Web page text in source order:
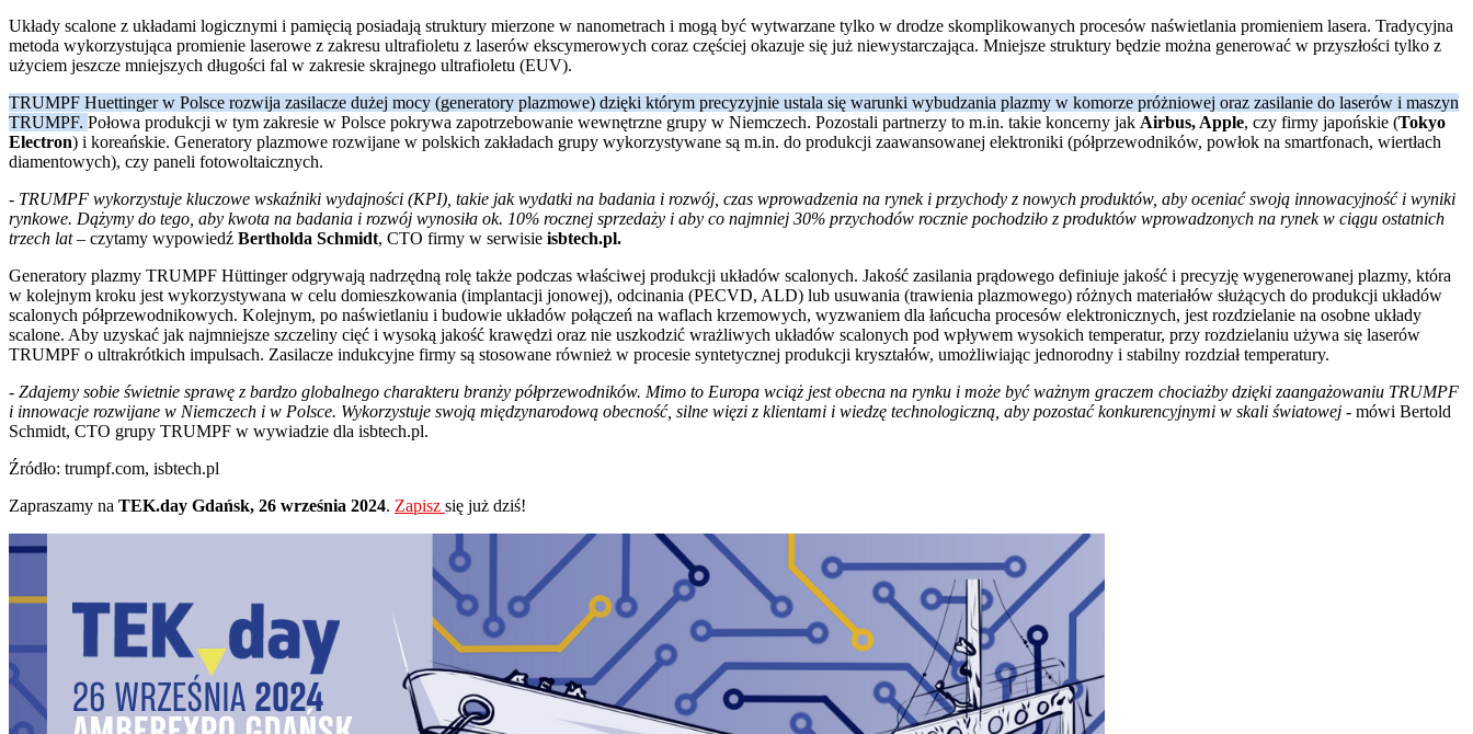
Układy scalone z układami logicznymi i pamięcią posiadają struktury mierzone w nanometrach i mogą być wytwarzane tylko w drodze skomplikowanych procesów naświetlania promieniem lasera. Tradycyjna
metoda wykorzystująca promienie laserowe z zakresu ultrafioletu z laserów ekscymerowych coraz częściej okazuje się już niewystarczająca. Mniejsze struktury będzie można generować w przyszłości tylko z
użyciem jeszcze mniejszych długości fal w zakresie skrajnego ultrafioletu (EUV).
TRUMPF Huettinger w Polsce rozwija zasilacze dużej mocy (generatory plazmowe) dzięki którym precyzyjnie ustala się warunki wybudzania plazmy w komorze próżniowej oraz zasilanie do laserów i maszyn
TRUMPF. Połowa produkcji w tym zakresie w Polsce pokrywa zapotrzebowanie wewnętrzne grupy w Niemczech. Pozostali partnerzy to m.in. takie koncerny jak Airbus, Apple, czy firmy japońskie (Tokyo
Electron) i koreańskie. Generatory plazmowe rozwijane w polskich zakładach grupy wykorzystywane są m.in. do produkcji zaawansowanej elektroniki (półprzewodników, powłok na smartfonach, wiertłach
diamentowych), czy paneli fotowoltaicznych.
- TRUMPF wykorzystuje kluczowe wskaźniki wydajności (KPI), takie jak wydatki na badania i rozwój, czas wprowadzenia na rynek i przychody z nowych produktów, aby oceniać swoją innowacyjność i wyniki
rynkowe. Dążymy do tego, aby kwota na badania i rozwój wynosiła ok. 10% rocznej sprzedaży i aby co najmniej 30% przychodów rocznie pochodziło z produktów wprowadzonych na rynek w ciągu ostatnich
trzech lat – czytamy wypowiedź Bertholda Schmidt, CTO firmy w serwisie isbtech.pl.
Generatory plazmy TRUMPF Hüttinger odgrywają nadrzędną rolę także podczas właściwej produkcji układów scalonych. Jakość zasilania prądowego definiuje jakość i precyzję wygenerowanej plazmy, która
w kolejnym kroku jest wykorzystywana w celu domieszkowania (implantacji jonowej), odcinania (PECVD, ALD) lub usuwania (trawienia plazmowego) różnych materiałów służących do produkcji układów
scalonych półprzewodnikowych. Kolejnym, po naświetlaniu i budowie układów połączeń na waflach krzemowych, wyzwaniem dla łańcucha procesów elektronicznych, jest rozdzielanie na osobne układy
scalone. Aby uzyskać jak najmniejsze szczeliny cięć i wysoką jakość krawędzi oraz nie uszkodzić wrażliwych układów scalonych pod wpływem wysokich temperatur, przy rozdzielaniu używa się laserów
TRUMPF o ultrakrótkich impulsach. Zasilacze indukcyjne firmy są stosowane również w procesie syntetycznej produkcji kryształów, umożliwiając jednorodny i stabilny rozdział temperatury.
- Zdajemy sobie świetnie sprawę z bardzo globalnego charakteru branży półprzewodników. Mimo to Europa wciąż jest obecna na rynku i może być ważnym graczem chociażby dzięki zaangażowaniu TRUMPF
i innowacje rozwijane w Niemczech i w Polsce. Wykorzystuje swoją międzynarodową obecność, silne więzi z klientami i wiedzę technologiczną, aby pozostać konkurencyjnymi w skali światowej - mówi Bertold
Schmidt, CTO grupy TRUMPF w wywiadzie dla isbtech.pl.
Źródło: trumpf.com, isbtech.pl
Zapraszamy na TEK.day Gdańsk, 26 września 2024. Zapisz się już dziś!